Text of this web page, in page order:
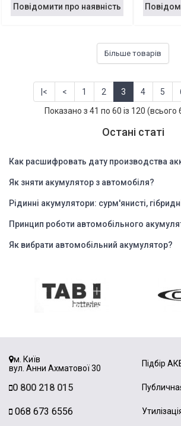
Повідомити про наявність
Більше товарів
|< < 1 2 3 4 5
Показано з 41 по 60 із 120 (всього
Остані статі
Как расшифровать дату производства
Як зняти акумулятор з автомобіля?
Рідинні акумулятори: сурм'янисті,
Принцип роботи автомобільного
Як вибрати автомобільний акумулятор?
м. Київ
вул. Анни Ахматової 30
0 800 218 015
068 673 6556
Підбір